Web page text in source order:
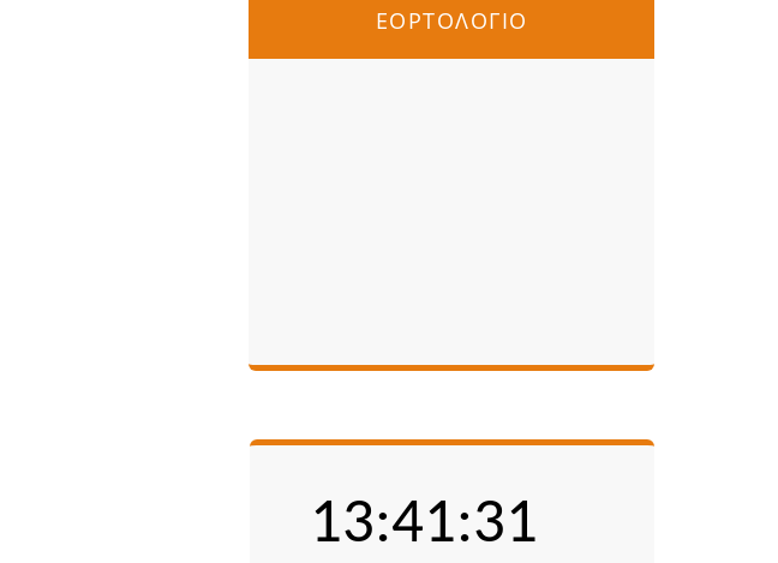
ΕΟΡΤΟΛΟΓΙΟ